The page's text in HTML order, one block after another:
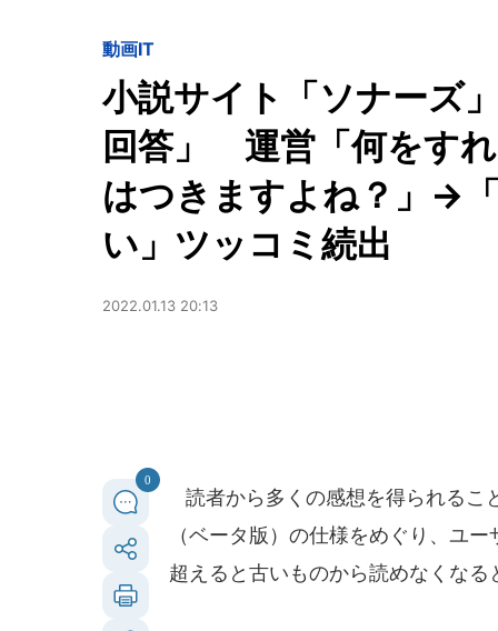
動画IT
小説サイト「ソナーズ
回答」 運営「何をす
はつきますよね？」→
い」ツッコミ続出
2022.01.13 20:13
0
読者から多くの感想を得られるこ
（ベータ版）の仕様をめぐり、ユ
超えると古いものから読めなくなる